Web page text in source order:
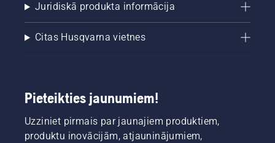
Juridiskā produkta informācija
Citas Husqvarna vietnes
Pieteikties jaunumiem!
Uzziniet pirmais par jaunajiem produktiem,
produktu inovācijām, atjauninājumiem,